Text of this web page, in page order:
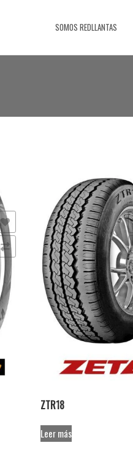
SOMOS REDLLANTAS
ZTR18
Leer más
Comparar
Añadir a la lista de deseos